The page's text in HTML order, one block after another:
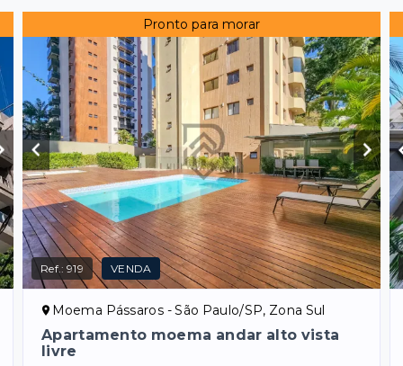
Pronto para morar
Ref.:919 VENDA
Moema Pássaros - São Paulo/SP, Zona Sul
Apartamento moema andar alto vista
livre